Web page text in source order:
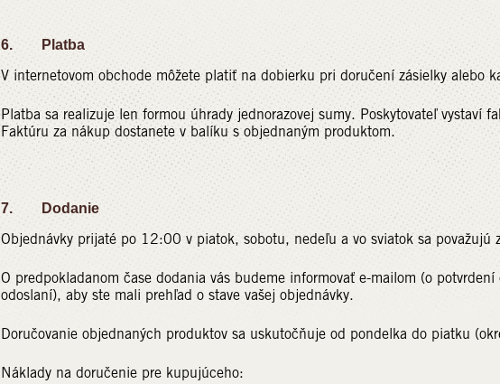
6. Platba
V internetovom obchode môžete platiť na dobierku pri doručení zásielky alebo
Platba sa realizuje len formou úhrady jednorazovej sumy. Poskytovateľ vystaví
Faktúru za nákup dostanete v balíku s objednaným produktom.
7. Dodanie
Objednávky prijaté po 12:00 v piatok, sobotu, nedeľu a vo sviatok sa považujú
O predpokladanom čase dodania vás budeme informovať e-mailom (o
odoslaní), aby ste mali prehľad o stave vašej objednávky.
Doručovanie objednaných produktov sa uskutočňuje od pondelka do piatku
Náklady na doručenie pre kupujúceho: